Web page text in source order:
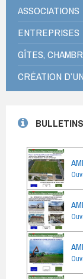
ASSOCIATIONS
ENTREPRISES
GÎTES,
CRÉATION